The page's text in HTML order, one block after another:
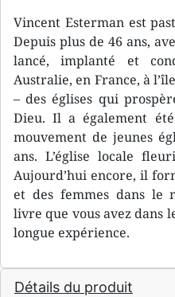
Vincent Esterman est
Depuis plus de 46 ans,
lancé, implanté et
Australie, en France, à
– des églises qui
Dieu. Il a également
mouvement de jeunes
ans. L’église locale
Aujourd’hui encore, il
et des femmes dans le
livre que vous avez dans
longue expérience.
Détails du produit